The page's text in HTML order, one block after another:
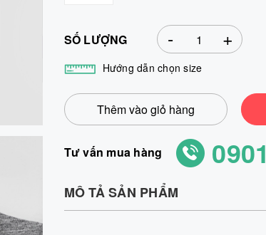
SỐ LƯỢNG +
-
Hướng dẫn chọn size
Thêm vào giỏ hàng
Tư vấn mua hàng
MÔ TẢ SẢN PHẨM